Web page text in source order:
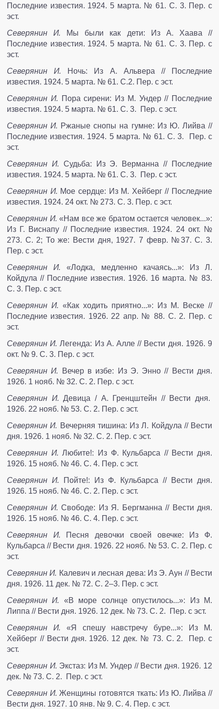
Последние известия. 1924. 5 марта. № 61. С. 3. Пер. с
эст.
Северянин И. Мы были как дети: Из А. Хаава //
Последние известия. 1924. 5 марта. № 61. С. 3. Пер. с
эст.
Северянин И. Ночь: Из А. Альвера // Последние
известия. 1924. 5 марта. № 61. С.2. Пер. с эст.
Северянин И. Пора сирени: Из М. Ундер // Последние
известия. 1924. 5 марта. № 61. С. 3. Пер. с эст.
Северянин И. Ржаные снопы на гумне: Из Ю. Лийва //
Последние известия. 1924. 5 марта. № 61. С. 3. Пер. с
эст.
Северянин И. Судьба: Из Э. Верманна // Последние
известия. 1924. 5 марта. № 61. С. 3. Пер. с эст.
Северянин И. Мое сердце: Из М. Хейберг // Последние
известия. 1924. 24 окт. № 273. С. 3. Пер. с эст.
Северянин И. «Нам все же братом остается человек...»:
Из Г. Виснапу // Последние известия. 1924. 24 окт. №
273. С. 2; То же: Вести дня, 1927. 7 февр. №37. С. 3.
Пер. с эст.
Северянин И. «Лодка, медленно качаясь...»: Из Л.
Койдула // Последние известия. 1926. 16 марта. № 83.
С. 3. Пер. с эст.
Северянин И. «Как ходить приятно...»: Из М. Веске //
Последние известия. 1926. 22 апр. № 88. С. 2. Пер. с
эст.
Северянин И.Легенда: Из А. Алле // Вести дня. 1926. 9
окт. № 9. С. 3. Пер. с эст.
Северянин И. Вечер в избе: Из Э. Энно // Вести дня.
1926. 1 нояб. № 32. С. 2. Пер. с эст.
Северянин И. Девица / А. Гренцштейн // Вести дня.
1926. 22 нояб. № 53. С. 2. Пер. с эст.
Северянин И. Вечерняя тишина: Из Л. Койдула // Вести
дня. 1926. 1 нояб. № 32. С. 2. Пер. с эст.
Северянин И. Любите!: Из Ф. Кульбарса // Вести дня.
1926. 15 нояб. № 46. С. 4. Пер. с эст.
Северянин И. Пойте!: Из Ф. Кульбарса // Вести дня.
1926. 15 нояб. № 46. С. 2. Пер. с эст.
Северянин И. Свободе: Из Я. Бергманна // Вести дня.
1926. 15 нояб. № 46. С. 4. Пер. с эст.
Северянин И. Песня девочки своей овечке: Из Ф.
Кульбарса // Вести дня. 1926. 22 нояб. № 53. С. 2. Пер. с
эст.
Северянин И. Калевич и лесная дева: Из Э. Аун // Вести
дня. 1926. 11 дек. № 72. С. 2–3. Пер. с эст.
Северянин И. «В море солнце опустилось...»: Из М.
Липпа // Вести дня. 1926. 12 дек. № 73. С. 2. Пер. с эст.
Северянин И. «Я спешу навстречу буре...»: Из М.
Хейберг // Вести дня. 1926. 12 дек. № 73. С. 2. Пер. с
эст.
Северянин И. Экстаз: Из М. Ундер // Вести дня. 1926. 12
дек. № 73. С. 2. Пер. с эст.
Северянин И. Женщины готовятся ткать: Из Ю. Лийва //
Вести дня. 1927. 10 янв. № 9. С. 4. Пер. с эст.